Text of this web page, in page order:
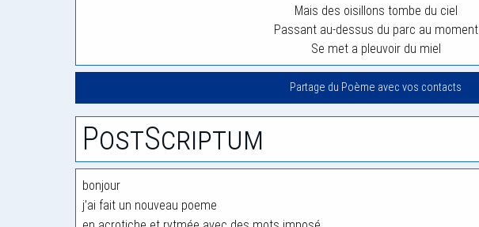
Mais des oisillons tombe du ciel
Passant au-dessus du parc au moment
Se met a pleuvoir du miel
Partage du Poème avec vos contacts
PostScriptum
bonjour
j’ai fait un nouveau poeme